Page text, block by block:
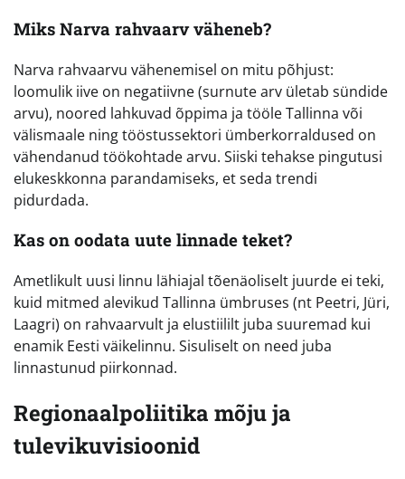
Miks Narva rahvaarv väheneb?
Narva rahvaarvu vähenemisel on mitu põhjust:
loomulik iive on negatiivne (surnute arv ületab sündide
arvu), noored lahkuvad õppima ja tööle Tallinna või
välismaale ning tööstussektori ümberkorraldused on
vähendanud töökohtade arvu. Siiski tehakse pingutusi
elukeskkonna parandamiseks, et seda trendi
pidurdada.
Kas on oodata uute linnade teket?
Ametlikult uusi linnu lähiajal tõenäoliselt juurde ei teki,
kuid mitmed alevikud Tallinna ümbruses (nt Peetri, Jüri,
Laagri) on rahvaarvult ja elustiililt juba suuremad kui
enamik Eesti väikelinnu. Sisuliselt on need juba
linnastunud piirkonnad.
Regionaalpoliitika mõju ja
tulevikuvisioonid